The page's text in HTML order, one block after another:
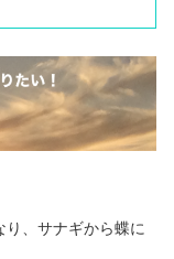
、サナギから蝶に